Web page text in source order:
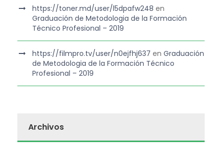
https://toner.md/user/l5dpafw248 en
Graduación de Metodologia de la Formación
Técnico Profesional – 2019
https://filmpro.tv/user/n0ejfhj637 en Graduación
de Metodologia de la Formación Técnico
Profesional – 2019
Archivos